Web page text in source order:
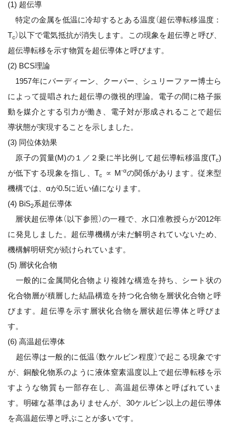
(1) 超伝導
特定の金属を低温に冷却するとある温度（超伝導転移温度：
Tc）以下で電気抵抗が消失します。この現象を超伝導と呼び、
超伝導転移を示す物質を超伝導体と呼びます。
(2) BCS理論
1957年にバーディーン、クーパー、シュリーファー博士ら
によって提唱された超伝導の微視的理論。電子の間に格子振
動を媒介とする引力が働き、電子対が形成されることで超伝
導状態が実現することを示しました。
(3) 同位体効果
原子の質量(M)の１／２乗に半比例して超伝導転移温度(Tc)
が低下する現象を指し、Tc ∝ M-αの関係があります。従来型
機構では、αが0.5に近い値になります。
(4) BiS2系超伝導体
層状超伝導体（以下参照）の一種で、水口准教授らが2012年
に発見しました。超伝導機構が未だ解明されていないため、
機構解明研究が続けられています。
(5) 層状化合物
一般的に金属間化合物より複雑な構造を持ち、シート状の
化合物層が積層した結晶構造を持つ化合物を層状化合物と呼
びます。超伝導を示す層状化合物を層状超伝導体と呼びま
す。
(6) 高温超伝導体
超伝導は一般的に低温（数ケルビン程度）で起こる現象です
が、銅酸化物系のように液体窒素温度以上で超伝導転移を示
すような物質も一部存在し、高温超伝導体と呼ばれていま
す。明確な基準はありませんが、30ケルビン以上の超伝導体
を高温超伝導と呼ぶことが多いです。